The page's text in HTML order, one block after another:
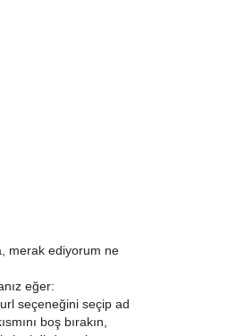
merak ediyorum ne
eğer:
seçeneğini seçip ad
boş bırakın,